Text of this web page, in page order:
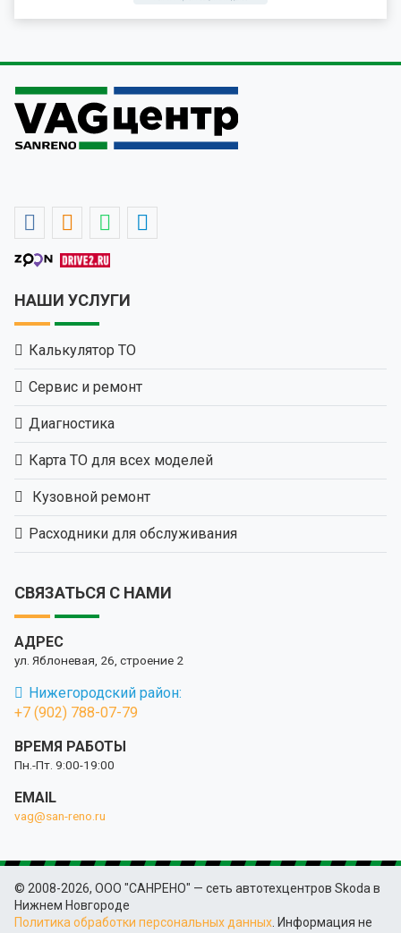
НАШИ УСЛУГИ
Калькулятор ТО
Сервис и ремонт
Диагностика
Карта ТО для всех моделей
Кузовной ремонт
Расходники для обслуживания
СВЯЗАТЬСЯ С НАМИ
АДРЕС
ул. Яблоневая, 26, строение 2
Нижегородский район:
+7 (902) 788-07-79
ВРЕМЯ РАБОТЫ
Пн.-Пт. 9:00-19:00
EMAIL
vag@san-reno.ru
© 2008-2026, ООО "САНРЕНО" — сеть автотехцентров Skoda в
Нижнем Новгороде
Политика обработки персональных данных. Информация не